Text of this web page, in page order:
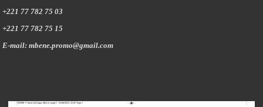
+221 77 782 75 03
+221 77 782 75 15
E-mail: mbene.promo@gmail.com